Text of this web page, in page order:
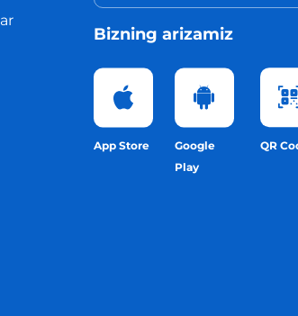
Bizning arizamiz
App Store
Google
Play
QR